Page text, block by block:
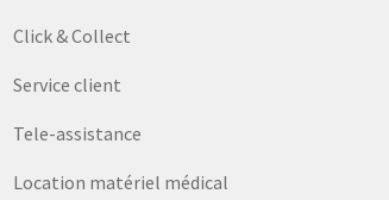
Click & Collect
Service client
Tele-assistance
Location matériel médical